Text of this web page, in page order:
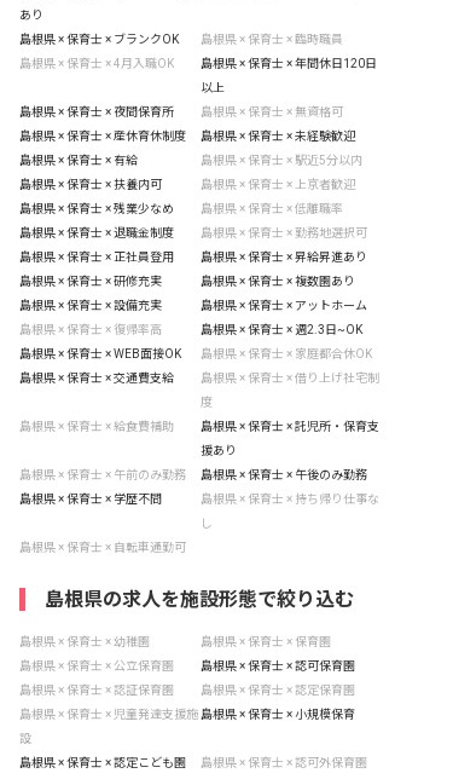
あり
島根県 × 保育士 × ブランクOK
島根県 × 保育士 × 臨時職員
島根県 × 保育士 × 4月入職OK
島根県 × 保育士 × 年間休日120日
以上
島根県 × 保育士 × 夜間保育所
島根県 × 保育士 × 無資格可
島根県 × 保育士 × 産休育休制度
島根県 × 保育士 × 未経験歓迎
島根県 × 保育士 × 有給
島根県 × 保育士 × 駅近5分以内
島根県 × 保育士 × 扶養内可
島根県 × 保育士 × 上京者歓迎
島根県 × 保育士 × 残業少なめ
島根県 × 保育士 × 低離職率
島根県 × 保育士 × 退職金制度
島根県 × 保育士 × 勤務地選択可
島根県 × 保育士 × 正社員登用
島根県 × 保育士 × 昇給昇進あり
島根県 × 保育士 × 研修充実
島根県 × 保育士 × 複数園あり
島根県 × 保育士 × 設備充実
島根県 × 保育士 × アットホーム
島根県 × 保育士 × 復帰率高
島根県 × 保育士 × 週2.3日~OK
島根県 × 保育士 × WEB面接OK
島根県 × 保育士 × 家庭都合休OK
島根県 × 保育士 × 交通費支給
島根県 × 保育士 × 借り上げ社宅制
度
島根県 × 保育士 × 給食費補助
島根県 × 保育士 × 託児所・保育支
援あり
島根県 × 保育士 × 午前のみ勤務
島根県 × 保育士 × 午後のみ勤務
島根県 × 保育士 × 学歴不問
島根県 × 保育士 × 持ち帰り仕事な
し
島根県 × 保育士 × 自転車通勤可
島根県の求人を施設形態で絞り込む
島根県 × 保育士 × 幼稚園
島根県 × 保育士 × 保育園
島根県 × 保育士 × 公立保育園
島根県 × 保育士 × 認可保育園
島根県 × 保育士 × 認証保育園
島根県 × 保育士 × 認定保育園
島根県 × 保育士 × 児童発達支援施
設
島根県 × 保育士 × 小規模保育
島根県 × 保育士 × 認定こども園 島根県 × 保育士 × 認可外保育園